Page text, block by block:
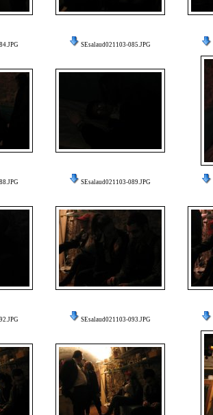
SEsalaud021103-085.JPG
SEsalaud021103-089.JPG
SEsalaud021103-093.JPG